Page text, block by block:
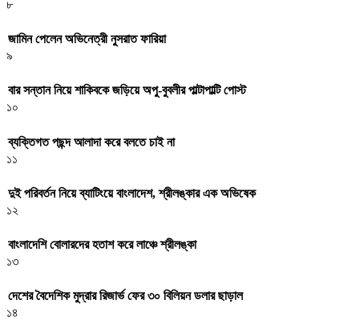
৮
জামিন পেলেন অভিনেত্রী নুসরাত ফারিয়া
৯
বার সন্তান নিয়ে শাকিবকে জড়িয়ে অপু-বুবলীর পাল্টাপাল্টি পোস্ট
১০
ব্যক্তিগত পছন্দ আলাদা করে বলতে চাই না
১১
দুই পরিবর্তন নিয়ে ব্যাটিংয়ে বাংলাদেশ, শ্রীলঙ্কার এক অভিষেক
১২
বাংলাদেশি বোলারদের হতাশ করে লাঞ্চে শ্রীলঙ্কা
১৩
দেশের বৈদেশিক মুদ্রার রিজার্ভ ফের ৩০ বিলিয়ন ডলার ছাড়াল
১৪